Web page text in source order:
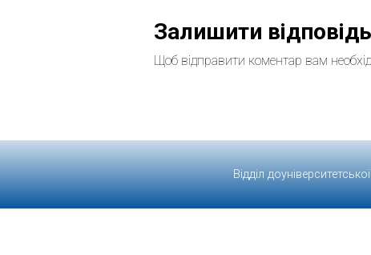
Залишити відповідь
Щоб відправити коментар вам
Відділ